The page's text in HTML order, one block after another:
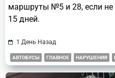
маршруты №5 и 28, если не
15 дней.
1 День Назад
АВТОБУСЫ ГЛАВНОЕ НАРУШЕНИЯ